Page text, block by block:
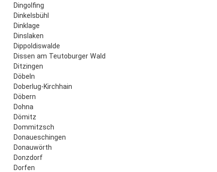
Dingolfing
Dinkelsbühl
Dinklage
Dinslaken
Dippoldiswalde
Dissen am Teutoburger Wald
Ditzingen
Döbeln
Doberlug-Kirchhain
Döbern
Dohna
Dömitz
Dommitzsch
Donaueschingen
Donauwörth
Donzdorf
Dorfen